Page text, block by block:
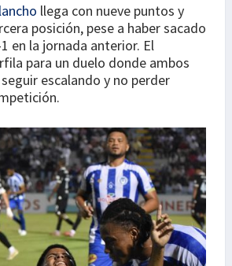
llega con nueve puntos y
posición, pese a haber sacado
en la jornada anterior. El
para un duelo donde ambos
escalando y no perder